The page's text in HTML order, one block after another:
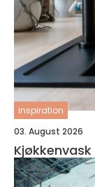
inspiration
03. August 2026